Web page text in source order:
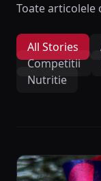
Toate articolele
All Stories
Competitii
Nutritie